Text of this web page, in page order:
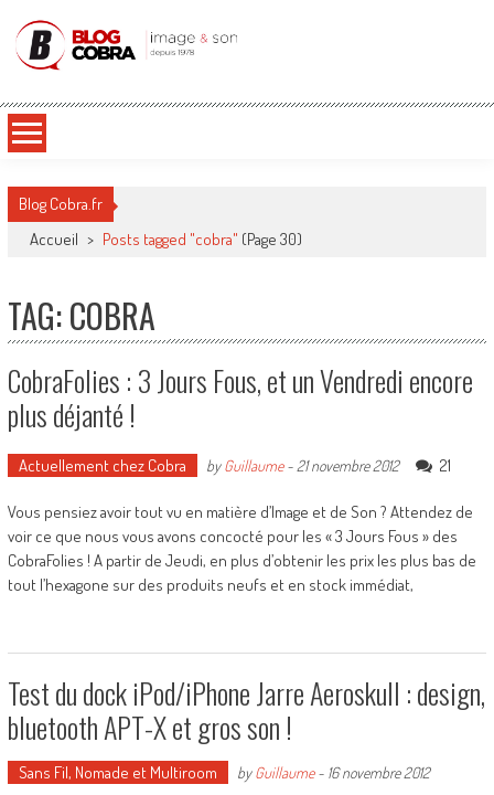
Blog Cobra
Blog Cobra.fr
Accueil > Posts tagged "cobra" (Page 30)
TAG: COBRA
CobraFolies : 3 Jours Fous, et un Vendredi encore
plus déjanté !
Actuellement chez Cobra byGuillaume- 21 novembre 2012 21
Vous pensiez avoir tout vu en matière d’Image et de Son ? Attendez de
voir ce que nous vous avons concocté pour les « 3 Jours Fous » des
CobraFolies ! A partir de Jeudi, en plus d’obtenir les prix les plus bas de
tout l’hexagone sur des produits neufs et en stock immédiat,
Test du dock iPod/iPhone Jarre Aeroskull : design,
bluetooth APT-X et gros son !
Sans Fil, Nomade et Multiroom byGuillaume- 16 novembre 2012